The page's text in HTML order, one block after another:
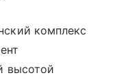
комплекс
высотой